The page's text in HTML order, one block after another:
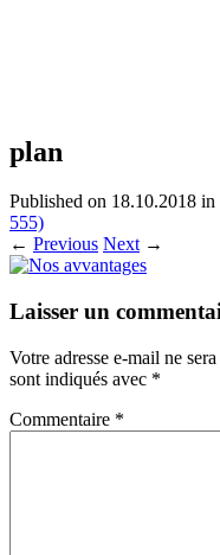
plan
Published on 18.10.2018 in
555)
← Previous Next →
Laisser un
Votre adresse e-mail ne
sont indiqués avec *
Commentaire *